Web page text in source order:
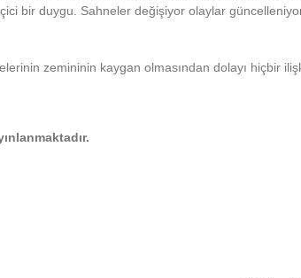
bir duygu. Sahneler değişiyor olaylar
zemininin kaygan olmasından dolayı hiçbir